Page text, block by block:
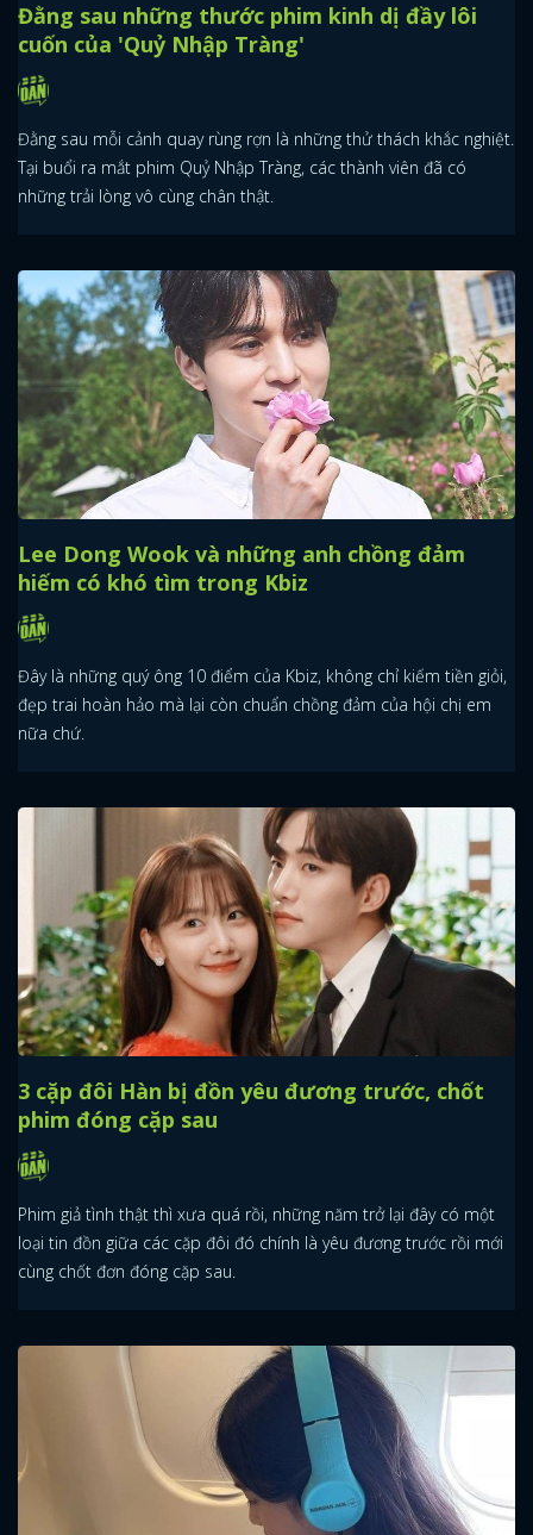
Đằng sau những thước phim kinh dị đầy lôi
cuốn của 'Quỷ Nhập Tràng'
Đằng sau mỗi cảnh quay rùng rợn là những thử thách khắc nghiệt.
Tại buổi ra mắt phim Quỷ Nhập Tràng, các thành viên đã có
những trải lòng vô cùng chân thật.
Lee Dong Wook và những anh chồng đảm
hiếm có khó tìm trong Kbiz
Đây là những quý ông 10 điểm của Kbiz, không chỉ kiếm tiền giỏi,
đẹp trai hoàn hảo mà lại còn chuẩn chồng đảm của hội chị em
nữa chứ.
3 cặp đôi Hàn bị đồn yêu đương trước, chốt
phim đóng cặp sau
Phim giả tình thật thì xưa quá rồi, những năm trở lại đây có một
loại tin đồn giữa các cặp đôi đó chính là yêu đương trước rồi mới
cùng chốt đơn đóng cặp sau.